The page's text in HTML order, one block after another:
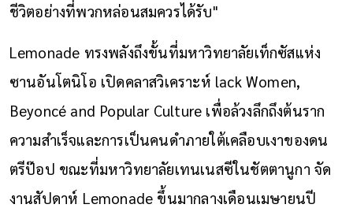
ชีวิตอย่างที่พวกหล่อนสมควรได้รับ"
Lemonade ทรงพลังถึงขั้นที่มหาวิทยาลัยเท็กซัสแห่ง
ซานอันโตนิโอ เปิดคลาสวิเคราะห์ lack Women,
Beyoncé and Popular Culture เพื่อล้วงลึกถึงต้นราก
ความสำเร็จและการเป็นคนดำภายใต้เคลือบเงาของดน
ตรีป๊อป ขณะที่มหาวิทยาลัยเทนเนสซีในชัตตานูกา จัด
งานสัปดาห์ Lemonade ขึ้นมากลางเดือนเมษายนปี